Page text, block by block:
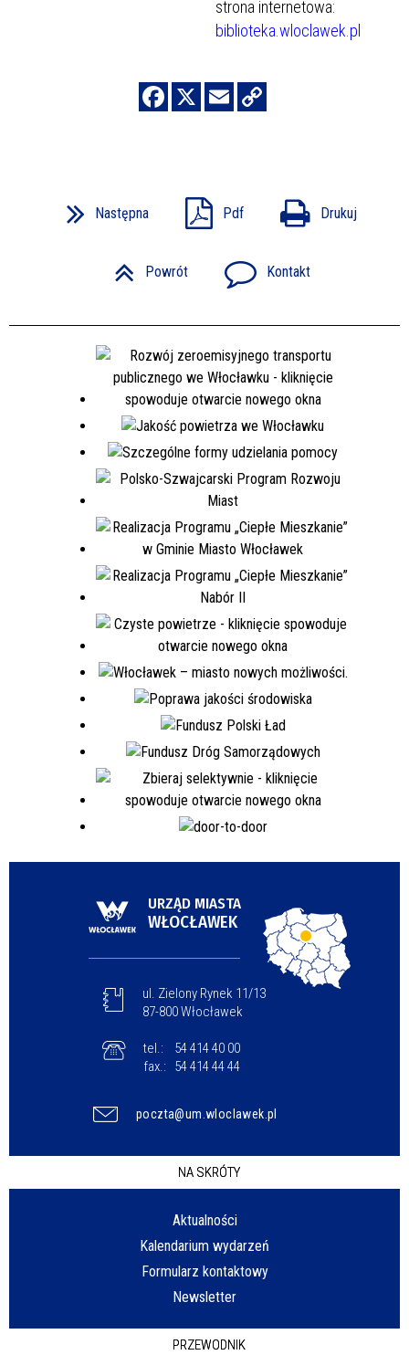
strona internetowa:
biblioteka.wloclawek.pl
Następna Pdf Drukuj
Powrót Kontakt
URZĄD MIASTA
WŁOCŁAWEK
ul. Zielony Rynek 11/13
87-800 Włocławek
tel.:
54 414 40 00
fax.:
54 414 44 44
poczta@um.wloclawek.pl
NA SKRÓTY
Aktualności
Kalendarium wydarzeń
Formularz kontaktowy
Newsletter
PRZEWODNIK